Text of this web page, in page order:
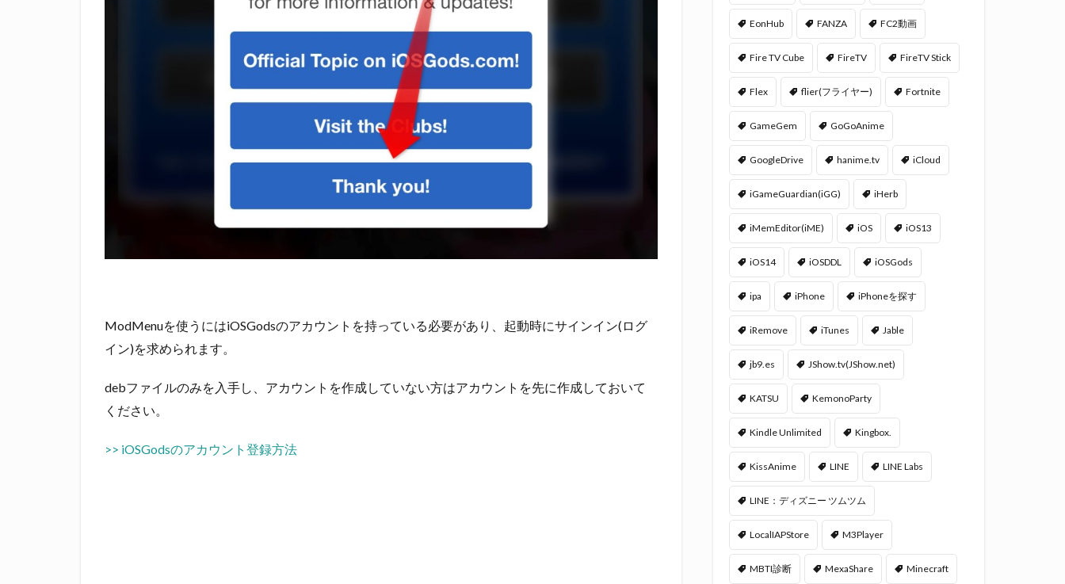
ModMenuを使うにはiOSGodsのアカウントを持っている必要があり、起動時にサインイン(ログ
イン)を求められます。
debファイルのみを入手し、アカウントを作成していない方はアカウントを先に作成しておいて
ください。
>> iOSGodsのアカウント登録方法
EonHub FANZA FC2動画
Fire TV Cube FireTV FireTV Stick
Flex flier(フライヤー) Fortnite
GameGem GoGoAnime
GoogleDrive hanime.tv iCloud
iGameGuardian(iGG) iHerb
iMemEditor(iME) iOS iOS13
iOS14 iOSDDL iOSGods
ipa iPhone iPhoneを探す
iRemove iTunes Jable
jb9.es JShow.tv(JShow.net)
KATSU KemonoParty
Kindle Unlimited Kingbox.
KissAnime LINE LINE Labs
LINE：ディズニー ツムツム
LocalIAPStore M3Player
MBTI診断 MexaShare Minecraft